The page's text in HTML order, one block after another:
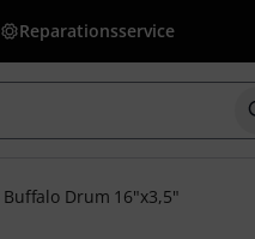
Reparationsservice
Buffalo Drum 16"x3,5"